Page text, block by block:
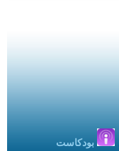
بودكاست